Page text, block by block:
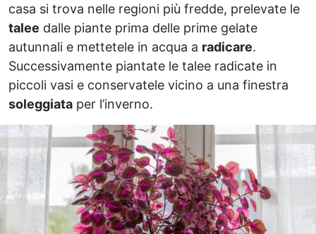
casa si trova nelle regioni più fredde, prelevate le
talee dalle piante prima delle prime gelate
autunnali e mettetele in acqua a radicare.
Successivamente piantate le talee radicate in
piccoli vasi e conservatele vicino a una finestra
soleggiata per l’inverno.